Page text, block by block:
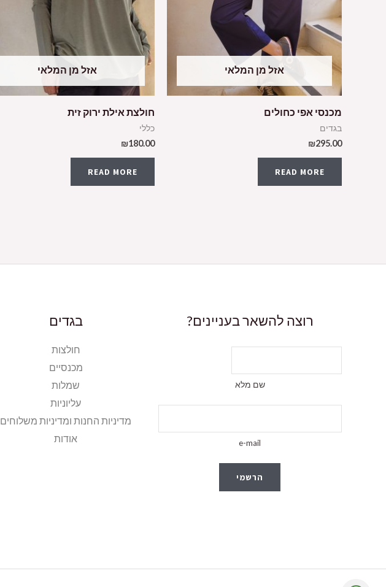
אזל מן המלאי
מכנסי אפי כחולים
בגדים
₪295.00
READ MORE
אזל מן המלאי
חולצת אילת ירוק זית
כללי
₪180.00
READ MORE
רוצה להשאר בעניינים?
שם מלא
e-mail
הרשמי
בגדים
חולצות
מכנסיים
שמלות
עליוניות
מדיניות החנות ומדיניות משלוחים
אודות